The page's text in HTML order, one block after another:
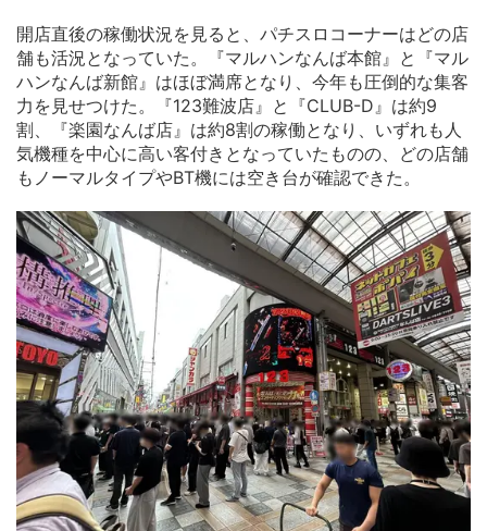
開店直後の稼働状況を見ると、パチスロコーナーはどの店
舗も活況となっていた。『マルハンなんば本館』と『マル
ハンなんば新館』はほぼ満席となり、今年も圧倒的な集客
力を見せつけた。『123難波店』と『CLUB-D』は約9
割、『楽園なんば店』は約8割の稼働となり、いずれも人
気機種を中心に高い客付きとなっていたものの、どの店舗
もノーマルタイプやBT機には空き台が確認できた。